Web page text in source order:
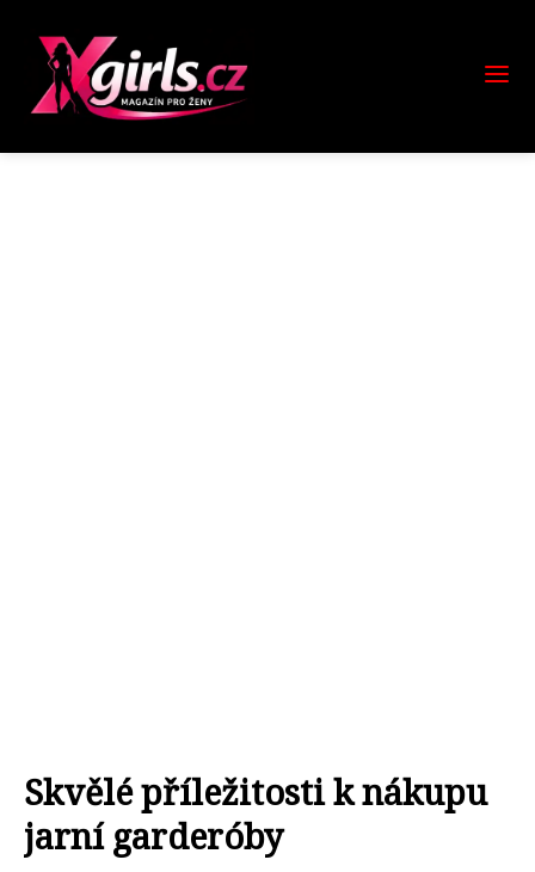
Skvělé příležitosti k nákupu
jarní garderóby